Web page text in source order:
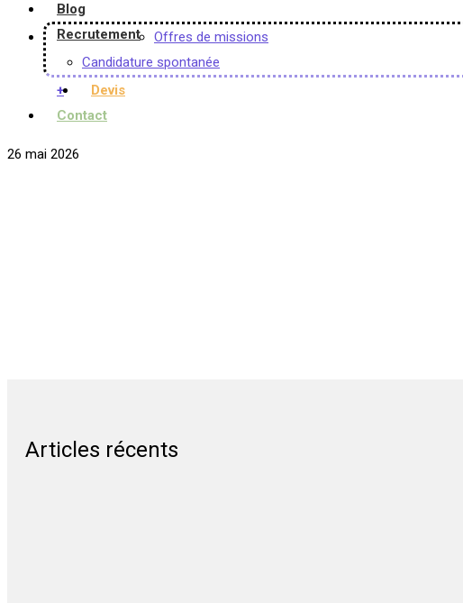
Blog
Recrutement
Offres de missions
Candidature spontanée
+
Devis
Contact
26 mai 2026
Articles récents